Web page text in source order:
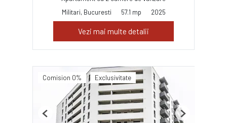
Militari, Bucuresti
57.1 mp 2025
Vezi mai multe detalii
Comision 0% Exclusivitate
Previous Next